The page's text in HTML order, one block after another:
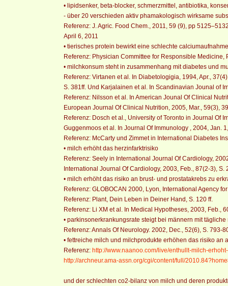
• lipidsenker, beta-blocker, schmerzmittel, antibiotika,
- über 20 verschieden aktiv phamakologisch wirksame
Referenz: J. Agric. Food Chem., 2011, 59 (9), pp
April 6, 2011
• tierisches protein bewirkt eine schlechte
Referenz: Physician Committee for Responsible Medicine,
• milchkonsum steht in zusammenhang mit diabetes und
Referenz: Virtanen et al. In Diabetologigia, 1994, Apr.,
S. 381ff. Und Karjalainen et al. In Scandinavian Jounal of
Referenz: Nilsson et al. In American Jounal Of Clinical
European Journal Of Clinical Nutrition, 2005, Mar., 59(3),
Referenz: Dosch et al., University of Toronto in Journal Of
Guggenmoos et al. In Journal Of Immunology , 2004, Jan.
Referenz: McCarty und Zimmet in International Diabetes
• milch erhöht das herzinfarktrisiko
Referenz: Seely in International Journal Of Cardiology,
International Journal Of Cardiology, 2003, Feb., 87(2-3), S.
• milch erhöht das risiko an brust- und prostatakrebs zu
Referenz: GLOBOCAN 2000, Lyon, International Agency
Referenz: Plant, Dein Leben in Deiner Hand, S. 120 ff.
Referenz: Li XM et al. In Medical Hypotheses, 2003, Feb.,
• parkinsonerkrankungsrate steigt bei männern mit
Referenz: Annals Of Neurology. 2002, Dec., 52(6), S. 793-
• fettreiche milch und milchprodukte erhöhen das risiko an
Referenz: http://www.naanoo.com/live/enthullt-milch-
http://archneur.ama-assn.org/cgi/content/full/
und der schlechten co2-bilanz von milch und deren